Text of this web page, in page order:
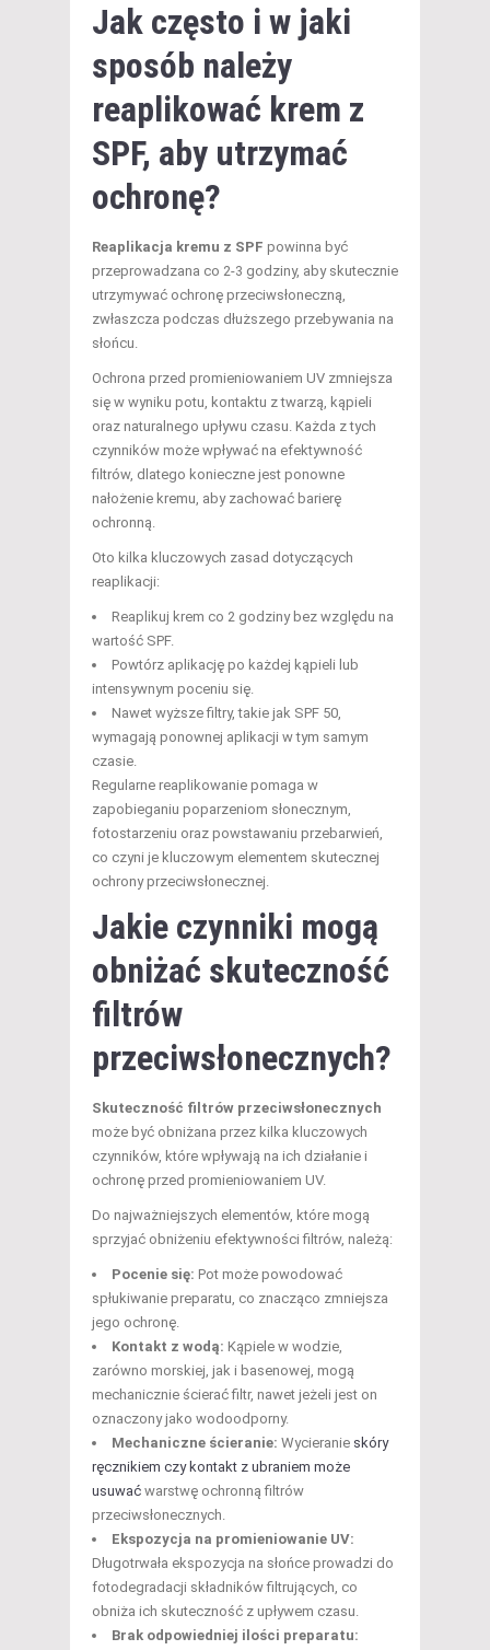
Jak często i w jaki
sposób należy
reaplikować krem z
SPF, aby utrzymać
ochronę?
Reaplikacja kremu z SPF powinna być
przeprowadzana co 2-3 godziny, aby skutecznie
utrzymywać ochronę przeciwsłoneczną,
zwłaszcza podczas dłuższego przebywania na
słońcu.
Ochrona przed promieniowaniem UV zmniejsza
się w wyniku potu, kontaktu z twarzą, kąpieli
oraz naturalnego upływu czasu. Każda z tych
czynników może wpływać na efektywność
filtrów, dlatego konieczne jest ponowne
nałożenie kremu, aby zachować barierę
ochronną.
Oto kilka kluczowych zasad dotyczących
reaplikacji:
Reaplikuj krem co 2 godziny bez względu na
wartość SPF.
Powtórz aplikację po każdej kąpieli lub
intensywnym poceniu się.
Nawet wyższe filtry, takie jak SPF 50,
wymagają ponownej aplikacji w tym samym
czasie.
Regularne reaplikowanie pomaga w
zapobieganiu poparzeniom słonecznym,
fotostarzeniu oraz powstawaniu przebarwień,
co czyni je kluczowym elementem skutecznej
ochrony przeciwsłonecznej.
Jakie czynniki mogą
obniżać skuteczność
filtrów
przeciwsłonecznych?
Skuteczność filtrów przeciwsłonecznych
może być obniżana przez kilka kluczowych
czynników, które wpływają na ich działanie i
ochronę przed promieniowaniem UV.
Do najważniejszych elementów, które mogą
sprzyjać obniżeniu efektywności filtrów, należą:
Pocenie się: Pot może powodować
spłukiwanie preparatu, co znacząco zmniejsza
jego ochronę.
Kontakt z wodą: Kąpiele w wodzie,
zarówno morskiej, jak i basenowej, mogą
mechanicznie ścierać filtr, nawet jeżeli jest on
oznaczony jako wodoodporny.
Mechaniczne ścieranie: Wycieranie skóry
ręcznikiem czy kontakt z ubraniem może
usuwać warstwę ochronną filtrów
przeciwsłonecznych.
Ekspozycja na promieniowanie UV:
Długotrwała ekspozycja na słońce prowadzi do
fotodegradacji składników filtrujących, co
obniża ich skuteczność z upływem czasu.
Brak odpowiedniej ilości preparatu: